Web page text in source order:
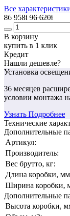
Все
86 958i 96 620i
В корзину
купить в 1 клик
Кредит
Нашли дешевле?
Установка
36 месяцев
условии монтажа
Узнать Подробнее
Технические
Дополнительные
Артикул:
Производитель:
Вес брутто, кг:
Длина коробки,
Ширина коробки,
Дополнительные
Высота коробки,